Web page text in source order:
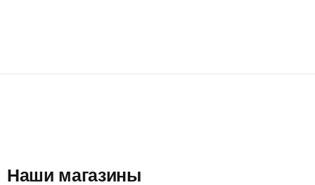
Наши магазины